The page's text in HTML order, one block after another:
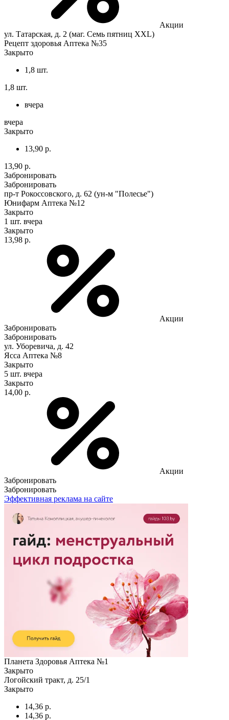
Акции
ул. Татарская, д. 2 (маг. Семь пятниц XXL)
Рецепт здоровья Аптека №35
Закрыто
1,8 шт.
1,8 шт.
вчера
вчера
Закрыто
13,90 р.
13,90 р.
Забронировать
Забронировать
пр-т Рокоссовского, д. 62 (ун-м "Полесье")
Юнифарм Аптека №12
Закрыто
1 шт. вчера
Закрыто
13,98 р.
Акции
Забронировать
Забронировать
ул. Уборевича, д. 42
Ясса Аптека №8
Закрыто
5 шт. вчера
Закрыто
14,00 р.
Акции
Забронировать
Забронировать
Эффективная реклама на сайте
Планета Здоровья Аптека №1
Закрыто
Логойский тракт, д. 25/1
Закрыто
14,36 р.
14,36 р.